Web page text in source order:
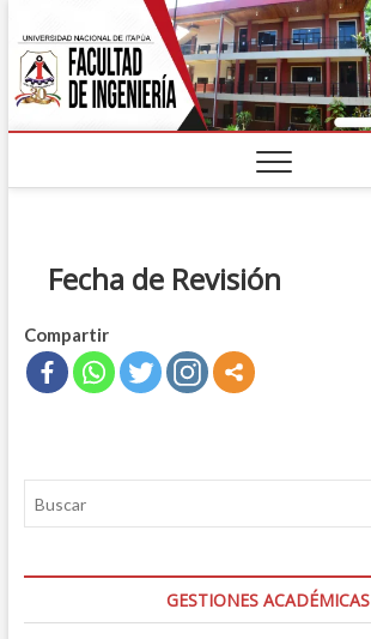
Fecha de Revisión
Compartir
GESTIONES ACADÉMICAS